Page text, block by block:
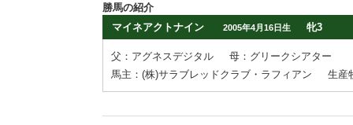
勝馬の紹介
マイネアクトナイン
2005年4月16日生 牝3
父：アグネスデジタル
母：グリークシアター
馬主：(株)サラブレッドクラブ・ラフィアン
生産